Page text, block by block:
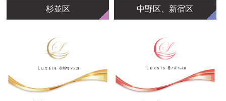
杉並区 中野区、新宿区